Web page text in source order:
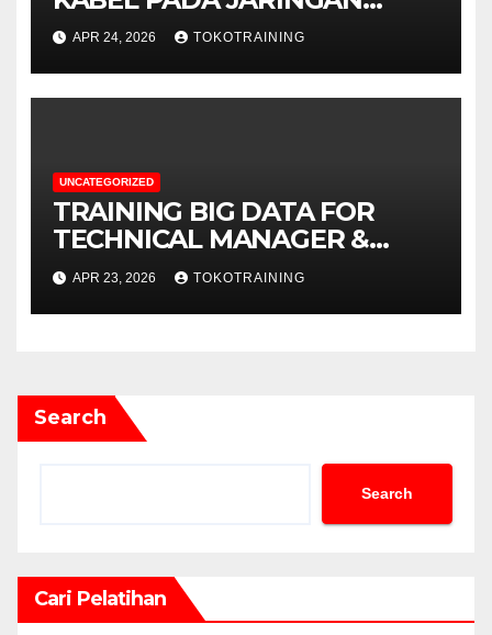
TELEKOMUNIKASI
APR 24, 2026 TOKOTRAINING
UNCATEGORIZED
TRAINING BIG DATA FOR
TECHNICAL MANAGER &
DECISION MAKERS
APR 23, 2026 TOKOTRAINING
Search
Search
Cari Pelatihan